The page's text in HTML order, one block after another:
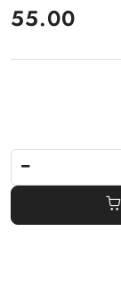
cena:
55.00